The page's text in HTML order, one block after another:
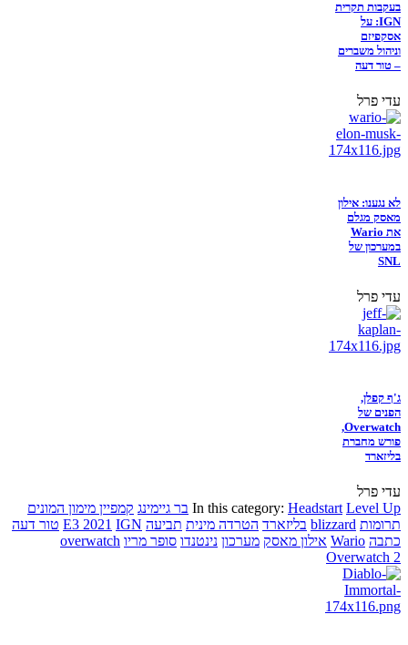
בעקבות תקרית
IGN: על
אסקפיזם
וניהול משברים
– טור דעה
עדי פרל
לא נגענו: אילון
מאסק מגלם
את Wario
במערכון של
SNL
עדי פרל
ג'ף קפלן,
הפנים של
Overwatch,
פורש מחברת
בליזארד
עדי פרל
In this category: Headstart Level Up בר גיימינג קמפיין מימון המונים
תרומות blizzard בליזארד הטרדה מינית תביעה E3 2021 IGN
טור דעה
כתבה Wario אילון מאסק מערכון נינטנדו סופר מריו overwatch
Overwatch 2